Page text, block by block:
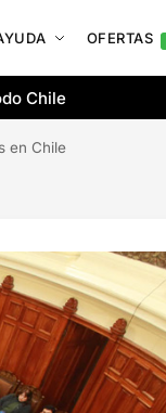
OFERTAS
Chile
en Chile